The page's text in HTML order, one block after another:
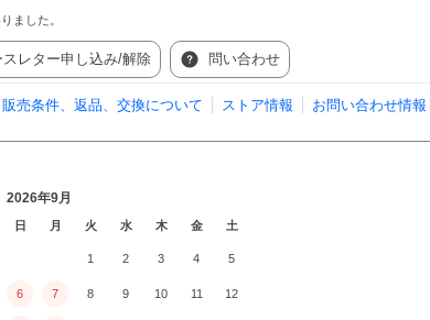
ました。
スレター申し込み/解除 問い合わせ
販売条件、返品、交換について ストア情報 お問い合わせ情報
2026年9月
日 月 火 水 木 金 土
1 2 3 4 5
6 7 8 9 10 11 12